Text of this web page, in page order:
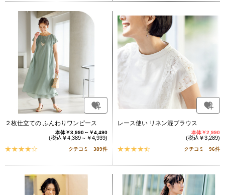
２枚仕立ての ふんわりワンピース
本体￥3,990～￥4,490
(税込￥4,389～￥4,939)
クチコミ 389件
レース使い リネン混ブラウス
本体￥2,990
(税込￥3,289)
クチコミ 96件